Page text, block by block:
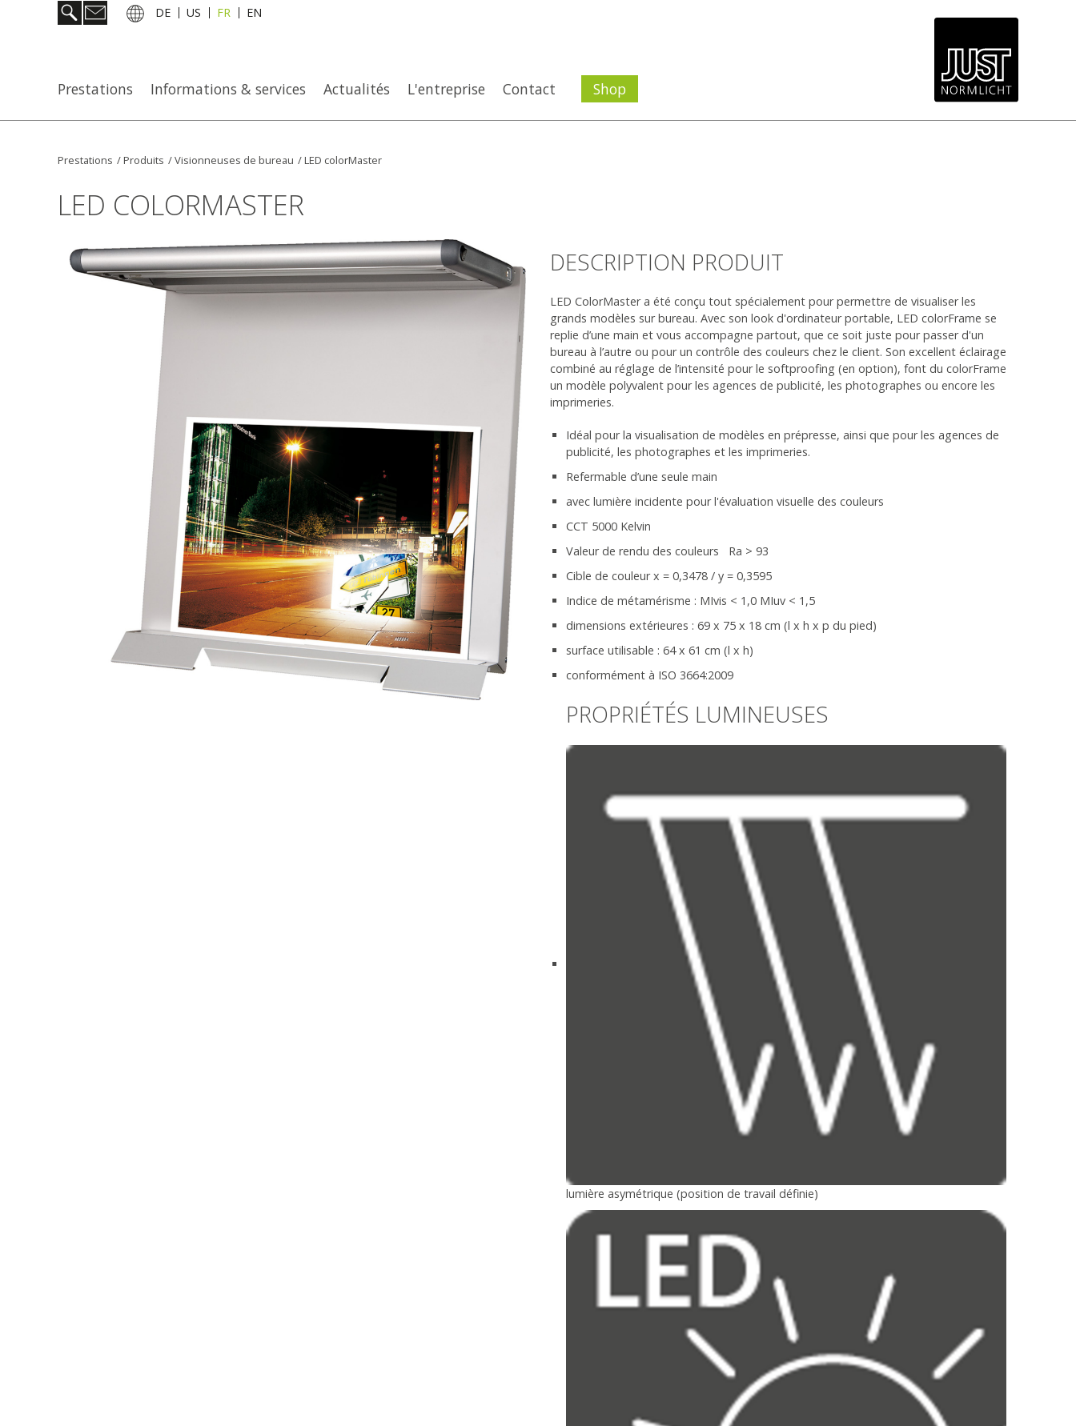
DE US FR EN
Prestations Informations & services Actualités L'entreprise Contact Shop
Prestations /Produits /Visionneuses de bureau /LED colorMaster
LED COLORMASTER
DESCRIPTION PRODUIT
LED ColorMaster a été conçu tout spécialement pour permettre de visualiser les
grands modèles sur bureau. Avec son look d'ordinateur portable, LED colorFrame se
replie d’une main et vous accompagne partout, que ce soit juste pour passer d'un
bureau à l’autre ou pour un contrôle des couleurs chez le client. Son excellent éclairage
combiné au réglage de l’intensité pour le softproofing (en option), font du colorFrame
un modèle polyvalent pour les agences de publicité, les photographes ou encore les
imprimeries.
Idéal pour la visualisation de modèles en prépresse, ainsi que pour les agences de
publicité, les photographes et les imprimeries.
Refermable d’une seule main
avec lumière incidente pour l'évaluation visuelle des couleurs
CCT 5000 Kelvin
Valeur de rendu des couleurs Ra > 93
Cible de couleur x = 0,3478 / y = 0,3595
Indice de métamérisme : MIvis < 1,0 MIuv < 1,5
dimensions extérieures : 69 x 75 x 18 cm (l x h x p du pied)
surface utilisable : 64 x 61 cm (l x h)
conformément à ISO 3664:2009
PROPRIÉTÉS LUMINEUSES
lumière asymétrique (position de travail définie)